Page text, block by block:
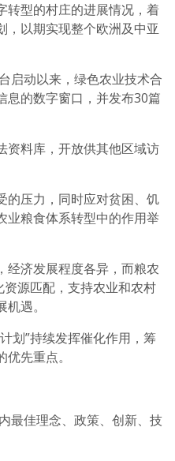
转型的村庄的进展情况，着
，以期实现整个欧洲及中亚
启动以来，绿色农业技术合
息的数字窗口，并发布30篇
资料库，开放供其他区域访
的压力，同时应对贫困、饥
业粮食体系转型中的作用举
经济发展程度各异，而粮农
资源匹配，支持农业和农村
遇。
划”持续发挥催化作用，筹
先重点。
最佳理念、政策、创新、技